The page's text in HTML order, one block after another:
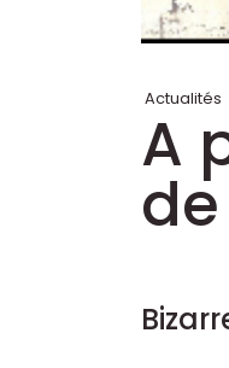
Actualités
A